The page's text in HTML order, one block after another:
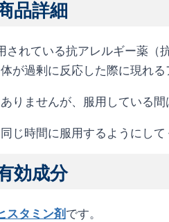
品詳細
れている抗アレルギー薬
が過剰に反応した際に現れ
りませんが、服用している
じ時間に服用するようにして
効成分
スタミン剤です。